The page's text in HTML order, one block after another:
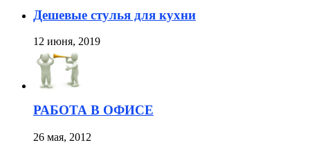
Дешевые стулья для кухни
12 июня, 2019
РАБОТА В ОФИСЕ
26 мая, 2012